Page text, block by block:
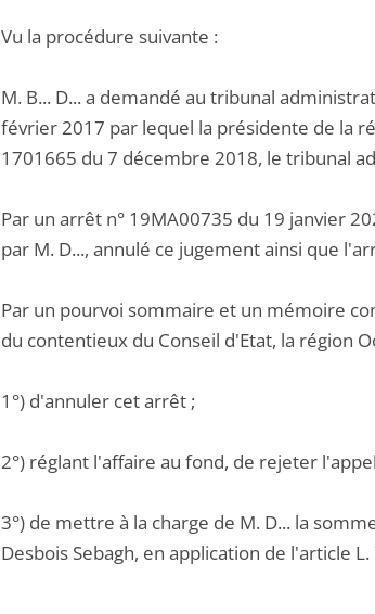
Vu la procédure suivante :
M. B... D... a demandé au tribunal
février 2017 par lequel la présidente de la
1701665 du 7 décembre 2018, le tribunal
Par un arrêt n° 19MA00735 du 19 janvier
par M. D..., annulé ce jugement ainsi que
Par un pourvoi sommaire et un mémoire
du contentieux du Conseil d'Etat, la région
1°) d'annuler cet arrêt ;
2°) réglant l'affaire au fond, de rejeter
3°) de mettre à la charge de M. D... la
Desbois Sebagh, en application de l'article